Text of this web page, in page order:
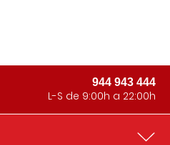
944 943 444
L-S de 9:00h a 22:00h